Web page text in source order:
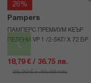
26%
Pampers
ПАМПЕРС ПРЕМИУМ КЕЪР
ПЕЛЕНИ VP 1 /2-5КГ/ Х 72 БР
18,79 € / 36.75 лв.
25,30 € / 49.48 лв.